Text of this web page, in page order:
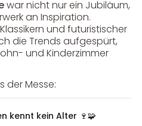
war nicht nur ein Jubiläum,
an Inspiration.
und futuristischer
die Trends aufgespürt,
und Kinderzimmer
der Messe:
kennt kein Alter 🍷🧩